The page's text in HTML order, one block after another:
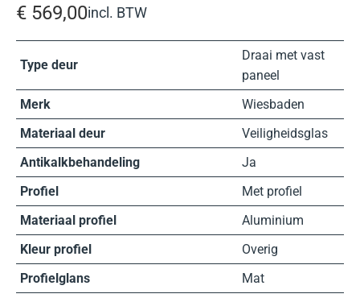
€ 569,00incl. BTW
Type deur
Draai met vast
paneel
Merk
Wiesbaden
Materiaal deur
Veiligheidsglas
Antikalkbehandeling
Ja
Profiel
Met profiel
Materiaal profiel
Aluminium
Kleur profiel
Overig
Profielglans
Mat